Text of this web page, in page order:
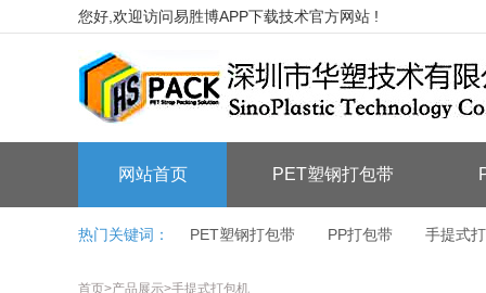
您好,欢迎访问易胜博APP下载技术官方网站 !
网站首页 PET塑钢打包带
热门关键词： PET塑钢打包带 PP打包带 手提式
首页>产品展示>手提式打包机